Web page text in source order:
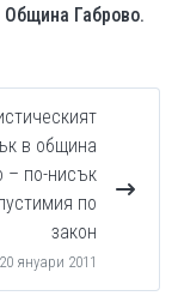
Габрово.
в община
– по-нисък
по
закон
20 януари 2011